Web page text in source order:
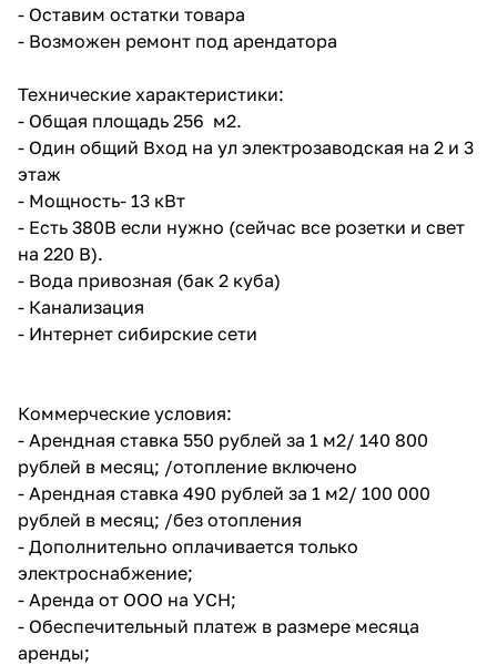
- Оставим остатки товара
- Возможен ремонт под арендатора
Технические характеристики:
- Общая площадь 256 м2.
- Один общий Вход на ул электрозаводская на 2 и 3
этаж
- Мощность- 13 кВт
- Есть 380В если нужно (сейчас все розетки и свет
на 220 В).
- Вода привозная (бак 2 куба)
- Канализация
- Интернет сибирские сети
Коммерческие условия:
- Арендная ставка 550 рублей за 1 м2/ 140 800
рублей в месяц; /отопление включено
- Арендная ставка 490 рублей за 1 м2/ 100 000
рублей в месяц; /без отопления
- Дополнительно оплачивается только
электроснабжение;
- Аренда от ООО на УСН;
- Обеспечительный платеж в размере месяца
аренды;